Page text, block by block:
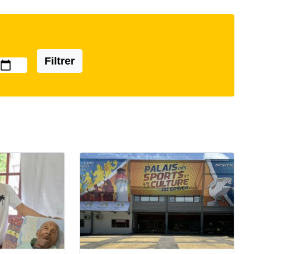
Filtrer